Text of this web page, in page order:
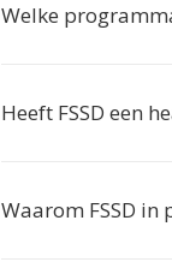
Welke
Heeft FSSD een
Waarom FSSD in